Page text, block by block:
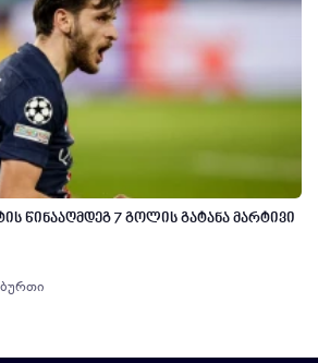
წინააღმდეგ 7 გოლის გატანა მარტივი